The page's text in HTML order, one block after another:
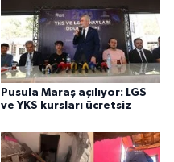
Pusula Maraş açılıyor: LGS
ve YKS kursları ücretsiz